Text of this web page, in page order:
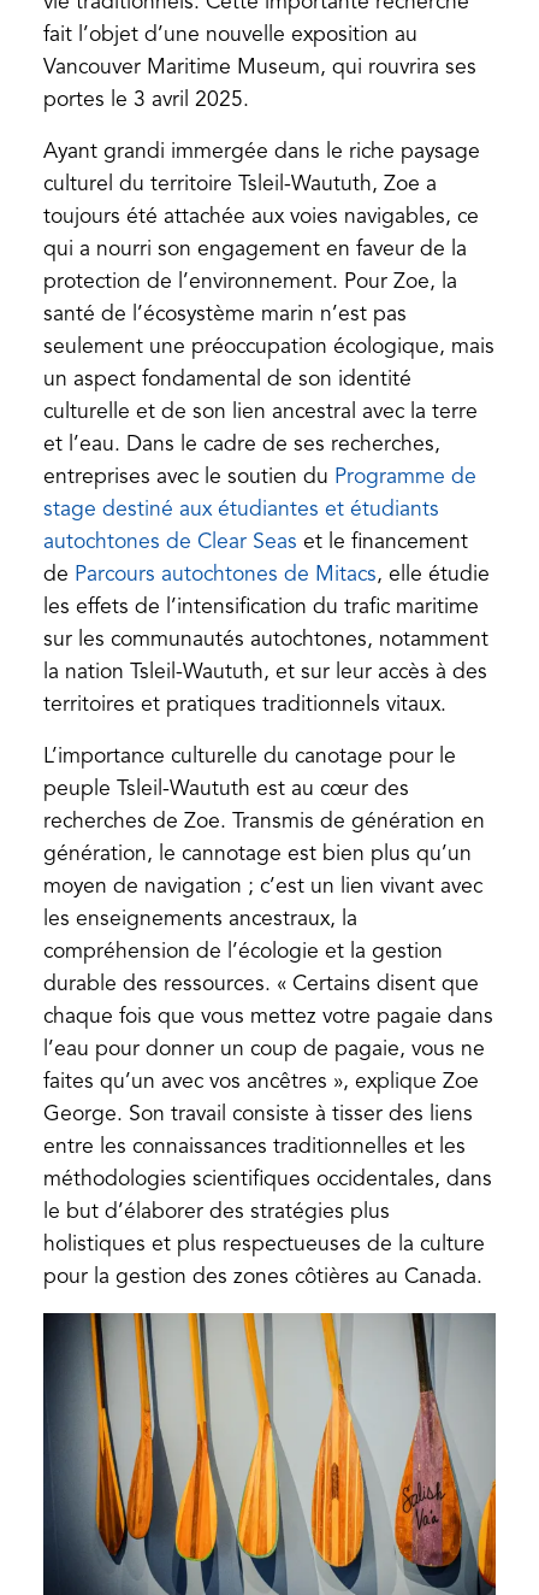
fait l’objet d’une nouvelle exposition au
Vancouver Maritime Museum, qui rouvrira ses
portes le 3 avril 2025.
Ayant grandi immergée dans le riche paysage
culturel du territoire Tsleil-Waututh, Zoe a
toujours été attachée aux voies navigables, ce
qui a nourri son engagement en faveur de la
protection de l’environnement. Pour Zoe, la
santé de l’écosystème marin n’est pas
seulement une préoccupation écologique, mais
un aspect fondamental de son identité
culturelle et de son lien ancestral avec la terre
et l’eau. Dans le cadre de ses recherches,
entreprises avec le soutien du Programme de
stage destiné aux étudiantes et étudiants
autochtones de Clear Seas et le financement
de Parcours autochtones de Mitacs(opens
in
a
new
tab)
, elle étudie
les effets de l’intensification du trafic maritime
sur les communautés autochtones, notamment
la nation Tsleil-Waututh, et sur leur accès à des
territoires et pratiques traditionnels vitaux.
L’importance culturelle du canotage pour le
peuple Tsleil-Waututh est au cœur des
recherches de Zoe. Transmis de génération en
génération, le cannotage est bien plus qu’un
moyen de navigation ; c’est un lien vivant avec
les enseignements ancestraux, la
compréhension de l’écologie et la gestion
durable des ressources. « Certains disent que
chaque fois que vous mettez votre pagaie dans
l’eau pour donner un coup de pagaie, vous ne
faites qu’un avec vos ancêtres », explique Zoe
George. Son travail consiste à tisser des liens
entre les connaissances traditionnelles et les
méthodologies scientifiques occidentales, dans
le but d’élaborer des stratégies plus
holistiques et plus respectueuses de la culture
pour la gestion des zones côtières au Canada.